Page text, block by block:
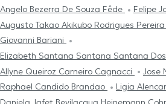
Angelo Bezerra De Souza Fêde
Felipe
Augusto Takao Akikubo Rodrigues Pereira
Giovanni Bariani
Elizabeth Santana Santana Santana
Allyne Queiroz Carneiro Cagnacci
Jose
Raphael Candido Brandao
Ligia